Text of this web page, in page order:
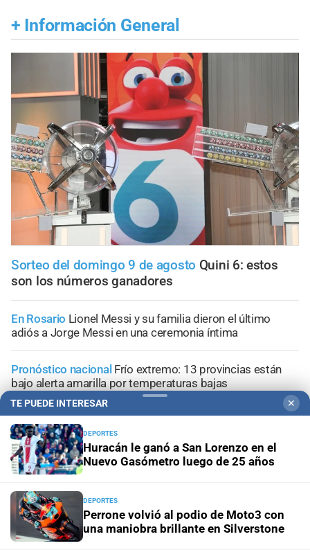
+ Información General
Sorteo del domingo 9 de agosto Quini 6: estos
son los números ganadores
En Rosario Lionel Messi y su familia dieron el último
adiós a Jorge Messi en una ceremonia íntima
Pronóstico nacional Frío extremo: 13 provincias están
bajo alerta amarilla por temperaturas bajas
AniversarioEl Litoral cumplió 108 años y celebró la
trayectoria de empleados que son parte de su historia
Panorama astrológicoHoróscopo de hoy 9 de agosto de
TE PUEDE INTERESAR ✕
DEPORTES
Huracán le ganó a San Lorenzo en el
Nuevo Gasómetro luego de 25 años
DEPORTES
Perrone volvió al podio de Moto3 con
una maniobra brillante en Silverstone